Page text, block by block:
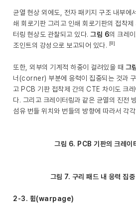
균열 현상 외에도, 전자 패키지 구조 내부에
쇄 회로기판 그리고 인쇄 회로기판의 접착제
터링 현상도 관찰되고 있다. 그림 6의 크레
조인트의 강성으로 보고되어 있다. [8]
또한, 외부의 기계적 하중이 걸려있을 때 그
너(corner) 부분에 응력이 집중되는 것과
고 PCB 기판 접착제 간의 CTE 차이도 크
다. 그리고 크레이터링과 같은 균열의 진전
섬유 번들 위치와 번들의 방향에 따라서 각
그림 6. PCB 기판의 크레이
그림 7. 구리 패드 내 응력 집중
2-3. 휨(warpage)